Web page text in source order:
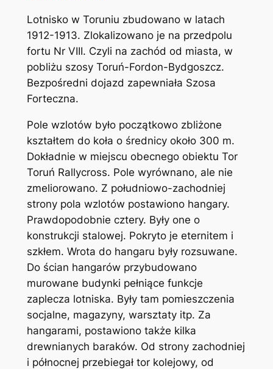
Lotnisko w Toruniu zbudowano w latach
1912-1913. Zlokalizowano je na przedpolu
fortu Nr VIII. Czyli na zachód od miasta, w
pobliżu szosy Toruń-Fordon-Bydgoszcz.
Bezpośredni dojazd zapewniała Szosa
Forteczna.
Pole wzlotów było początkowo zbliżone
kształtem do koła o średnicy około 300 m.
Dokładnie w miejscu obecnego obiektu Tor
Toruń Rallycross. Pole wyrównano, ale nie
zmeliorowano. Z południowo-zachodniej
strony pola wzlotów postawiono hangary.
Prawdopodobnie cztery. Były one o
konstrukcji stalowej. Pokryto je eternitem i
szkłem. Wrota do hangaru były rozsuwane.
Do ścian hangarów przybudowano
murowane budynki pełniące funkcje
zaplecza lotniska. Były tam pomieszczenia
socjalne, magazyny, warsztaty itp. Za
hangarami, postawiono także kilka
drewnianych baraków. Od strony zachodniej
i północnej przebiegał tor kolejowy, od